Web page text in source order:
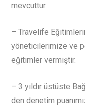
mevcuttur.
– Travelife
yöneticilerimize ve
eğitimler vermiştir.
– 3 yıldır üstüste
den denetim